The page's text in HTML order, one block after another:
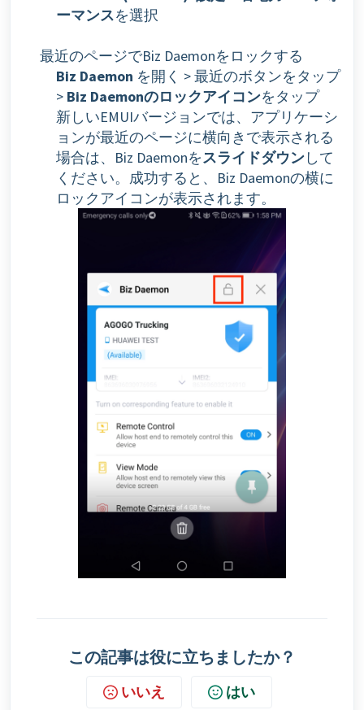
ーマンスを選択
最近のページでBiz Daemonをロックする
Biz Daemon を開く > 最近のボタンをタップ
> Biz Daemonのロックアイコンをタップ
新しいEMUIバージョンでは、アプリケーシ
ョンが最近のページに横向きで表示される
場合は、Biz Daemonをスライドダウンして
ください。成功すると、Biz Daemonの横に
ロックアイコンが表示されます。
この記事は役に立ちましたか？
いいえ はい